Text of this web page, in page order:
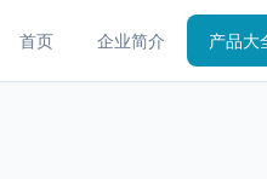
首页 企业简介 产品大